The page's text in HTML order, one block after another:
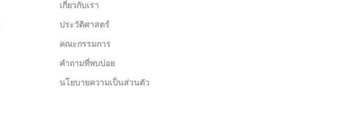
เกี่ยวกับเรา
ประวัติศาสตร์
คณะกรรมการ
คำถามที่พบบ่อย
นโยบายความเป็นส่วนตัว